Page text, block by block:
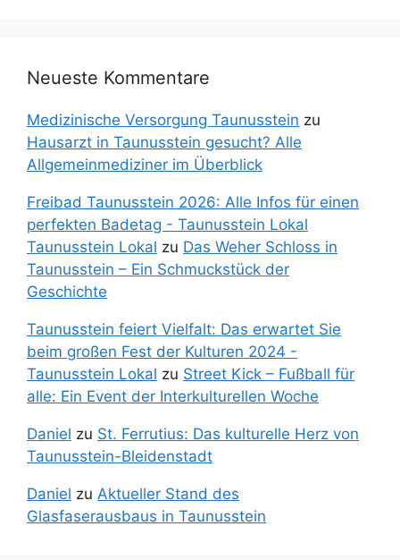
Neueste Kommentare
Medizinische Versorgung Taunusstein zu
Hausarzt in Taunusstein gesucht? Alle
Allgemeinmediziner im Überblick
Freibad Taunusstein 2026: Alle Infos für einen
perfekten Badetag - Taunusstein Lokal
Taunusstein Lokal zu Das Weher Schloss in
Taunusstein – Ein Schmuckstück der
Geschichte
Taunusstein feiert Vielfalt: Das erwartet Sie
beim großen Fest der Kulturen 2024 -
Taunusstein Lokal zu Street Kick – Fußball für
alle: Ein Event der Interkulturellen Woche
Daniel zu St. Ferrutius: Das kulturelle Herz von
Taunusstein-Bleidenstadt
Daniel zu Aktueller Stand des
Glasfaserausbaus in Taunusstein